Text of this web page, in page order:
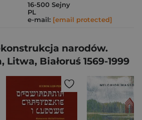
16-500 Sejny
PL
e-mail: [email protected]
narodów.
Litwa, Białoruś 1569-1999